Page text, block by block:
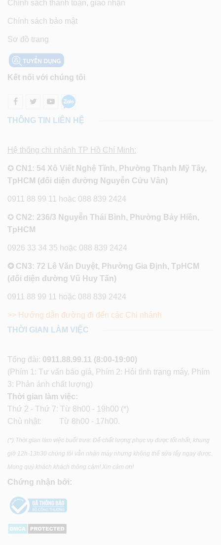
Chính sách thanh toán, giao nhận
Chính sách bảo mật
Sơ đồ trang
Kết nối với chúng tôi
THÔNG TIN LIÊN HỆ
Hệ thống chi nhánh TP Hồ Chí Minh:
✪ CN1: 54 Xô Viết Nghệ Tĩnh, Phường Thạnh Mỹ Tây,
TpHCM (đối diện đường Nguyễn Cửu Vân)
0911 88 99 11 hoặc 088 839 2424
✪ CN2: 236/3 Nguyễn Thái Bình, Phường Bảy Hiền,
TpHCM
0926 33 34 35 hoặc 088 839 2424
✪ CN3: 72 Lê Văn Duyệt, Phường Gia Định, TpHCM
(đối diện đường Vũ Huy Tấn)
0911 88 99 11 hoặc 088 839 2424
>> Hướng dẫn đường đi đến các Chi nhánh
THỜI GIAN LÀM VIỆC
Tổng đài: 0911.88.99.11 (8:00-19:00)
(Phím 1: Tư vấn báo giá, Phím 2: Hỏi tình trạng máy, Phím
3: Phản ánh chất lượng)
Thời gian làm việc:
Thứ 2 - Thứ 7: Từ 8h00 - 19h00 (*)
Chủ nhật: Từ 8h00 - 17h00.
(*) Thời gian làm việc buổi trưa: Để chất lượng phục vụ được tốt nhất, khung
giờ 12h-13h30 chúng tôi vẫn nhận máy nhưng không thể sửa lấy ngay được.
Mong quý khách khách thông cảm! Xin cảm ơn!
Chứng nhận bởi: